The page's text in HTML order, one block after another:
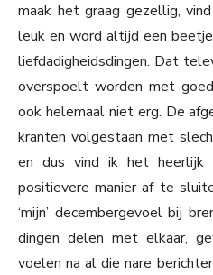
maak het graag gezellig,
leuk en word altijd een beetje
liefdadigheidsdingen. Dat
overspoelt worden met
ook helemaal niet erg. De
kranten volgestaan met
en dus vind ik het
positievere manier af te
‘mijn’ decembergevoel bij
dingen delen met elkaar,
voelen na al die nare